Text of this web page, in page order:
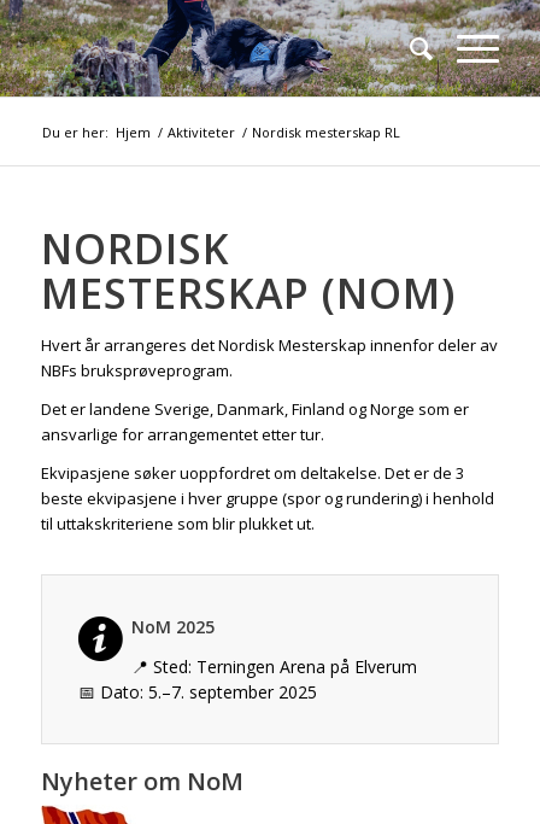
Du er her: Hjem / Aktiviteter / Nordisk mesterskap RL
NORDISK
MESTERSKAP (NOM)
Hvert år arrangeres det Nordisk Mesterskap innenfor deler av
NBFs bruksprøveprogram.
Det er landene Sverige, Danmark, Finland og Norge som er
ansvarlige for arrangementet etter tur.
Ekvipasjene søker uoppfordret om deltakelse. Det er de 3
beste ekvipasjene i hver gruppe (spor og rundering) i henhold
til uttakskriteriene som blir plukket ut.
NoM 2025
📍 Sted: Terningen Arena på Elverum
📅 Dato: 5.–7. september 2025
Nyheter om NoM